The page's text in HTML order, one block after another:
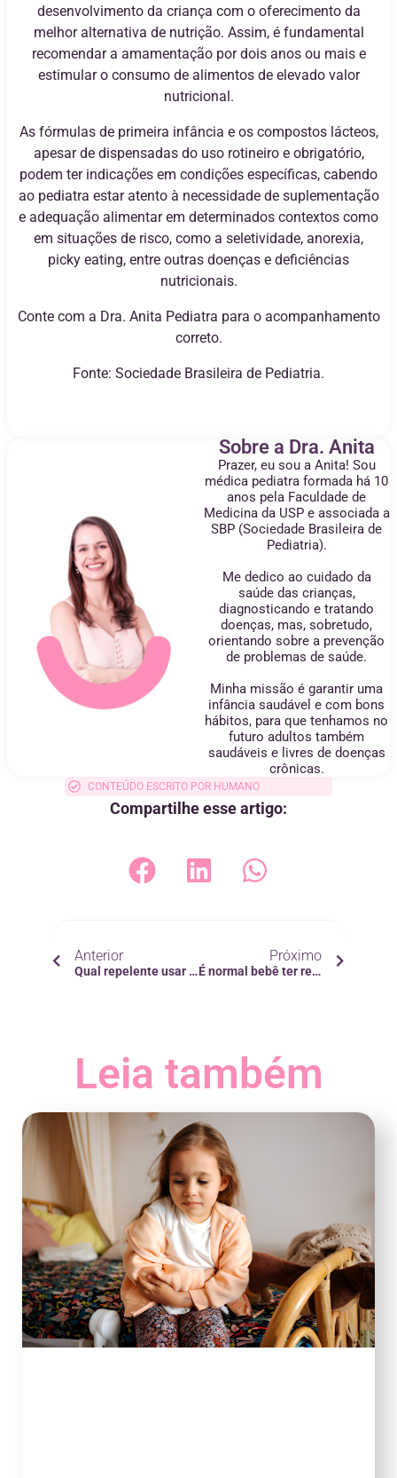
desenvolvimento da criança com o oferecimento da
melhor alternativa de nutrição. Assim, é fundamental
recomendar a amamentação por dois anos ou mais e
estimular o consumo de alimentos de elevado valor
nutricional.
As fórmulas de primeira infância e os compostos lácteos,
apesar de dispensadas do uso rotineiro e obrigatório,
podem ter indicações em condições específicas, cabendo
ao pediatra estar atento à necessidade de suplementação
e adequação alimentar em determinados contextos como
em situações de risco, como a seletividade, anorexia,
picky eating, entre outras doenças e deficiências
nutricionais.
Conte com a Dra. Anita Pediatra para o acompanhamento
correto.
Fonte: Sociedade Brasileira de Pediatria.
Sobre a Dra. Anita
Prazer, eu sou a Anita! Sou
médica pediatra formada há 10
anos pela Faculdade de
Medicina da USP e associada a
SBP (Sociedade Brasileira de
Pediatria).
Me dedico ao cuidado da
saúde das crianças,
diagnosticando e tratando
doenças, mas, sobretudo,
orientando sobre a prevenção
de problemas de saúde.
Minha missão é garantir uma
infância saudável e com bons
hábitos, para que tenhamos no
futuro adultos também
saudáveis e livres de doenças
crônicas.
CONTEÚDO ESCRITO POR HUMANO
Compartilhe esse artigo:
Anterior
Qual repelente usar em bebês?
Próximo
É normal bebê ter refluxo?
Leia também